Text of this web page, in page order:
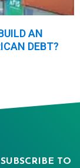
AN
DEBT?
SUBSCRIBE TO